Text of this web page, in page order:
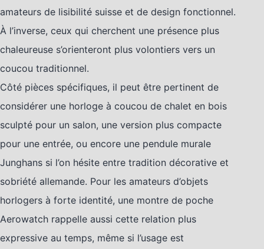
amateurs de lisibilité suisse et de design fonctionnel.
À l’inverse, ceux qui cherchent une présence plus
chaleureuse s’orienteront plus volontiers vers un
coucou traditionnel.
Côté pièces spécifiques, il peut être pertinent de
considérer une horloge à coucou de chalet en bois
sculpté pour un salon, une version plus compacte
pour une entrée, ou encore une pendule murale
Junghans si l’on hésite entre tradition décorative et
sobriété allemande. Pour les amateurs d’objets
horlogers à forte identité, une montre de poche
Aerowatch rappelle aussi cette relation plus
expressive au temps, même si l’usage est